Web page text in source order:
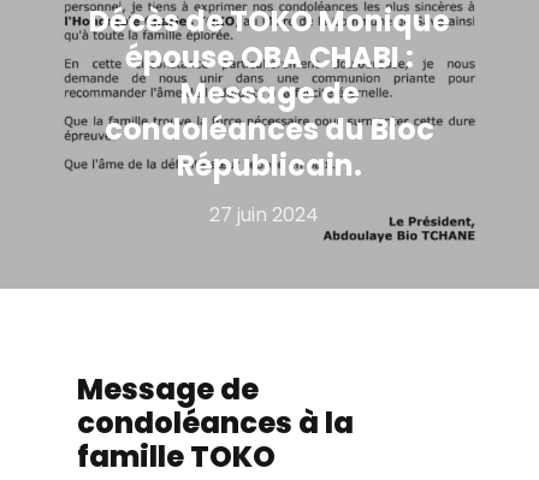
Décès de TOKO Monique
épouse OBA CHABI :
Message de
condoléances du Bloc
Républicain.
27 juin 2024
Message de
condoléances à la
famille TOKO